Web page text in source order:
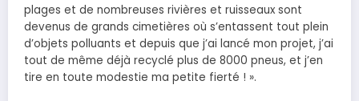
plages et de nombreuses rivières et ruisseaux sont
devenus de grands cimetières où s’entassent tout plein
d’objets polluants et depuis que j’ai lancé mon projet, j’ai
tout de même déjà recyclé plus de 8000 pneus, et j’en
tire en toute modestie ma petite fierté ! ».